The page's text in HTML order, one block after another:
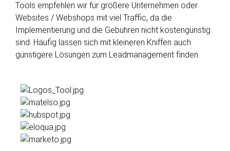
Tools empfehlen wir für größere Unternehmen oder
Websites / Webshops mit viel Traffic, da die
Implementierung und die Gebühren nicht kostengünstig
sind. Häufig lassen sich mit kleineren Kniffen auch
günstigere Lösungen zum Leadmanagement finden.